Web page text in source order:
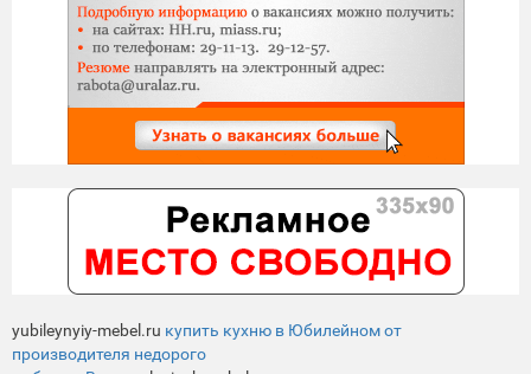
yubileynyiy-mebel.ru купить кухню в Юбилейном от
производителя недорого